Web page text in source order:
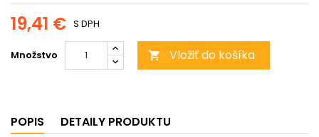
19,41 € S DPH
Množstvo  Vložiť do košíka
POPIS DETAILY PRODUKTU